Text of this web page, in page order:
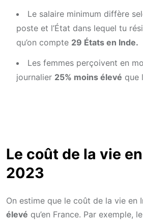
Le salaire minimum diffère
poste et l’État dans lequel tu
qu’on compte 29 États en Inde.
Les femmes perçoivent en
journalier 25% moins élevé que
Le coût de la vie
2023
On estime que le coût de la vie en
élevé qu’en France. Par exemple,